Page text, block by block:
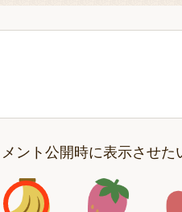
ント公開時に表示させた
アイコン1 アイ